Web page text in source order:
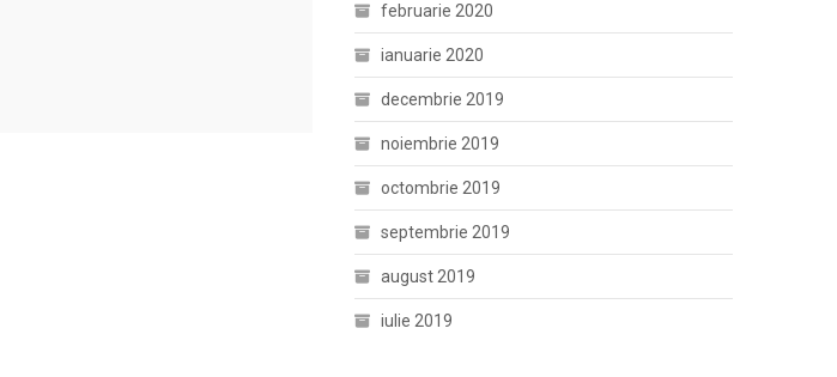
februarie 2020
ianuarie 2020
decembrie 2019
noiembrie 2019
octombrie 2019
septembrie 2019
august 2019
iulie 2019